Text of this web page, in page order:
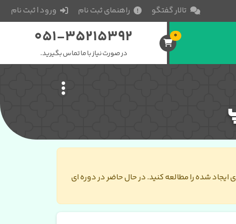
تالار گفتگو راهنمای ثبت نام ورود | ثبت نام
0
051-35215392
در صورت نیاز با ما تماس بگیرید.
ایجاد شده را مطالعه کنید. در حال حاضر در دوره ای